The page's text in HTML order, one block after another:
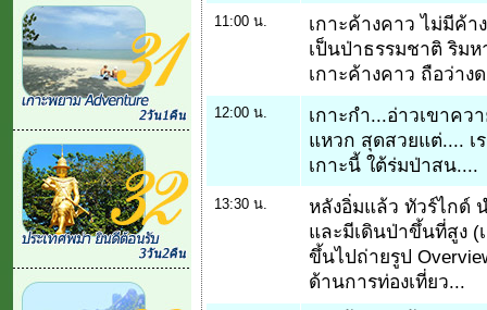
11:00 น.
เกาะค้างคาว ไม่มีค้
เป็นป่าธรรมชาติ ริม
เกาะค้างคาว ถือว่า
12:00 น.
เกาะกำ...อ่าวเขาคว
แหวก สุดสวยแต่.... เ
เกาะนี้ ใต้ร่มป่าสน....
13:30 น.
หลังอิ่มแล้ว ทัวร์ไกด์
และมีเดินป่าขึ้นที่สูง (
ขึ้นไปถ่ายรูป
ด้านการท่องเที่ยว...